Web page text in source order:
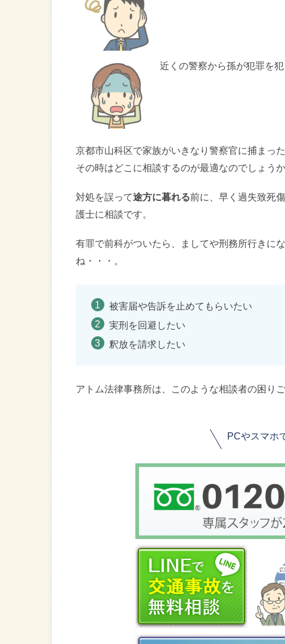
近くの警察から孫が犯罪を
京都市山科区で家族がいきなり警察官に捕まった
その時はどこに相談するのが最適なのでしょう
対処を誤って途方に暮れる前に、早く過失致死
護士に相談です。
有罪で前科がついたら、ましてや刑務所行きに
ね・・・。
被害届や告訴を止めてもらいたい
実刑を回避したい
釈放を請求したい
アトム法律事務所は、このような相談者の困り
PCやスマホ